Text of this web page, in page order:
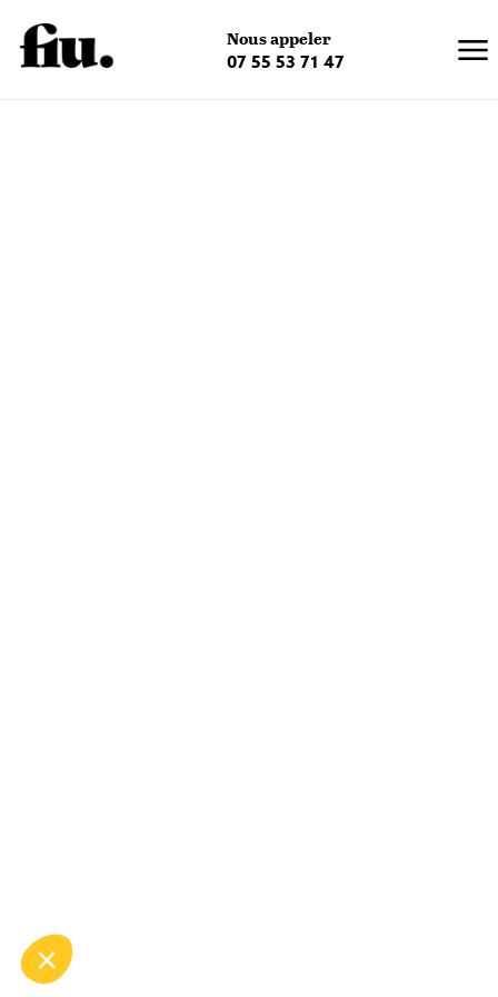
Nous appeler
07 55 53 71 47 ×